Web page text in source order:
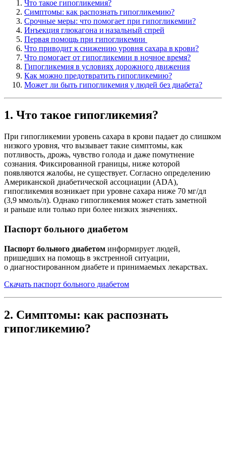
Что такое гипогликемия?
Симптомы: как распознать гипогликемию?
Срочные меры: что помогает при гипогликемии?
Инъекция глюкагона и назальный спрей
Первая помощь при гипогликемии
Что приводит к снижению уровня сахара в крови?
Что помогает от гипогликемии в ночное время?
Гипогликемия в условиях дорожного движения
Как можно предотвратить гипогликемию?
Может ли быть гипогликемия у людей без диабета?
1. Что такое гипогликемия?
При гипогликемии уровень сахара в крови падает до слишком
низкого уровня, что вызывает такие симптомы, как
потливость, дрожь, чувство голода и даже помутнение
сознания. Фиксированной границы, ниже которой
появляются жалобы, не существует. Согласно определению
Американской диабетической ассоциации (ADA),
гипогликемия возникает при уровне сахара ниже 70 мг/дл
(3,9 ммоль/л). Однако гипогликемия может стать заметной
и раньше или только при более низких значениях.
Паспорт больного диабетом
Паспорт больного диабетом информирует людей,
пришедших на помощь в экстренной ситуации,
о диагностированном диабете и принимаемых лекарствах.
Скачать паспорт больного диабетом
2. Симптомы: как распознать
гипогликемию?